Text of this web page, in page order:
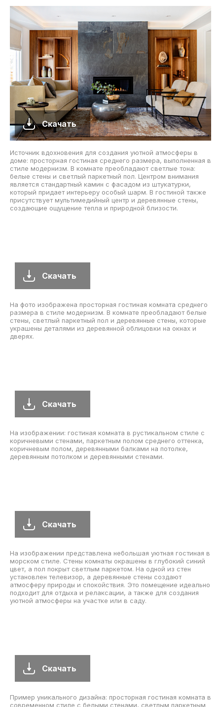
Скачать
Источник вдохновения для создания уютной атмосферы в
доме: просторная гостиная среднего размера, выполненная в
стиле модернизм. В комнате преобладают светлые тона:
белые стены и светлый паркетный пол. Центром внимания
является стандартный камин с фасадом из штукатурки,
который придает интерьеру особый шарм. В гостиной также
присутствует мультимедийный центр и деревянные стены,
создающие ощущение тепла и природной близости.
Скачать
На фото изображена просторная гостиная комната среднего
размера в стиле модернизм. В комнате преобладают белые
стены, светлый паркетный пол и деревянные стены, которые
украшены деталями из деревянной облицовки на окнах и
дверях.
Скачать
На изображении: гостиная комната в рустикальном стиле с
коричневыми стенами, паркетным полом среднего оттенка,
коричневым полом, деревянными балками на потолке,
деревянным потолком и деревянными стенами.
Скачать
На изображении представлена небольшая уютная гостиная в
морском стиле. Стены комнаты окрашены в глубокий синий
цвет, а пол покрыт светлым паркетом. На одной из стен
установлен телевизор, а деревянные стены создают
атмосферу природы и спокойствия. Это помещение идеально
подходит для отдыха и релаксации, а также для создания
уютной атмосферы на участке или в саду.
Скачать
Пример уникального дизайна: просторная гостиная комната в
современном стиле с белыми стенами, светлым паркетным